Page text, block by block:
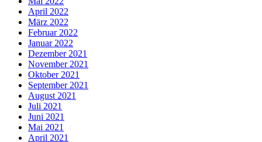
April 2022
März 2022
Februar 2022
Januar 2022
Dezember 2021
November 2021
Oktober 2021
September 2021
August 2021
Juli 2021
Juni 2021
Mai 2021
April 2021